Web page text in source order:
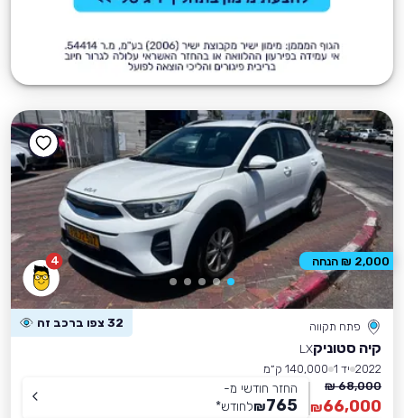
4
פתח תקווה 32 צפו ברכב זה
קיה סטוניקLX
2022 יד 1
140,000 ק״מ
68,000 ₪
66,000
₪
החזר חודשי מ-
765
₪לחודש*
2,000 ₪ הנחה